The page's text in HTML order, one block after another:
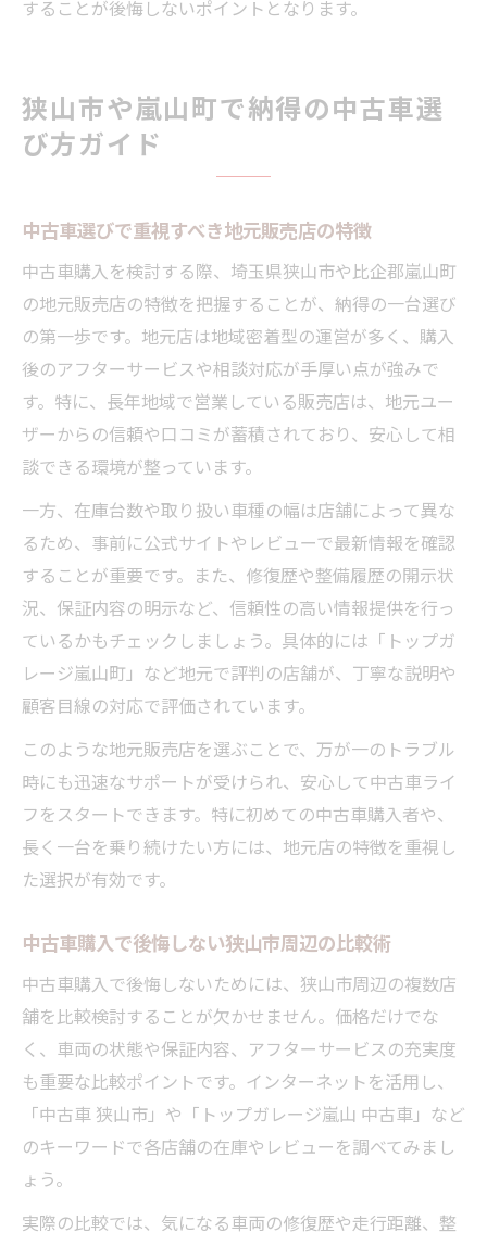
することが後悔しないポイントとなります。
狭山市や嵐山町で納得の中古車選
び方ガイド
中古車選びで重視すべき地元販売店の特徴
中古車購入を検討する際、埼玉県狭山市や比企郡嵐山町
の地元販売店の特徴を把握することが、納得の一台選び
の第一歩です。地元店は地域密着型の運営が多く、購入
後のアフターサービスや相談対応が手厚い点が強みで
す。特に、長年地域で営業している販売店は、地元ユー
ザーからの信頼や口コミが蓄積されており、安心して相
談できる環境が整っています。
一方、在庫台数や取り扱い車種の幅は店舗によって異な
るため、事前に公式サイトやレビューで最新情報を確認
することが重要です。また、修復歴や整備履歴の開示状
況、保証内容の明示など、信頼性の高い情報提供を行っ
ているかもチェックしましょう。具体的には「トップガ
レージ嵐山町」など地元で評判の店舗が、丁寧な説明や
顧客目線の対応で評価されています。
このような地元販売店を選ぶことで、万が一のトラブル
時にも迅速なサポートが受けられ、安心して中古車ライ
フをスタートできます。特に初めての中古車購入者や、
長く一台を乗り続けたい方には、地元店の特徴を重視し
た選択が有効です。
中古車購入で後悔しない狭山市周辺の比較術
中古車購入で後悔しないためには、狭山市周辺の複数店
舗を比較検討することが欠かせません。価格だけでな
く、車両の状態や保証内容、アフターサービスの充実度
も重要な比較ポイントです。インターネットを活用し、
「中古車 狭山市」や「トップガレージ嵐山 中古車」など
のキーワードで各店舗の在庫やレビューを調べてみまし
ょう。
実際の比較では、気になる車両の修復歴や走行距離、整